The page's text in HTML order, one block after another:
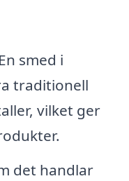
En smed i
traditionell
vilket ger
det handlar